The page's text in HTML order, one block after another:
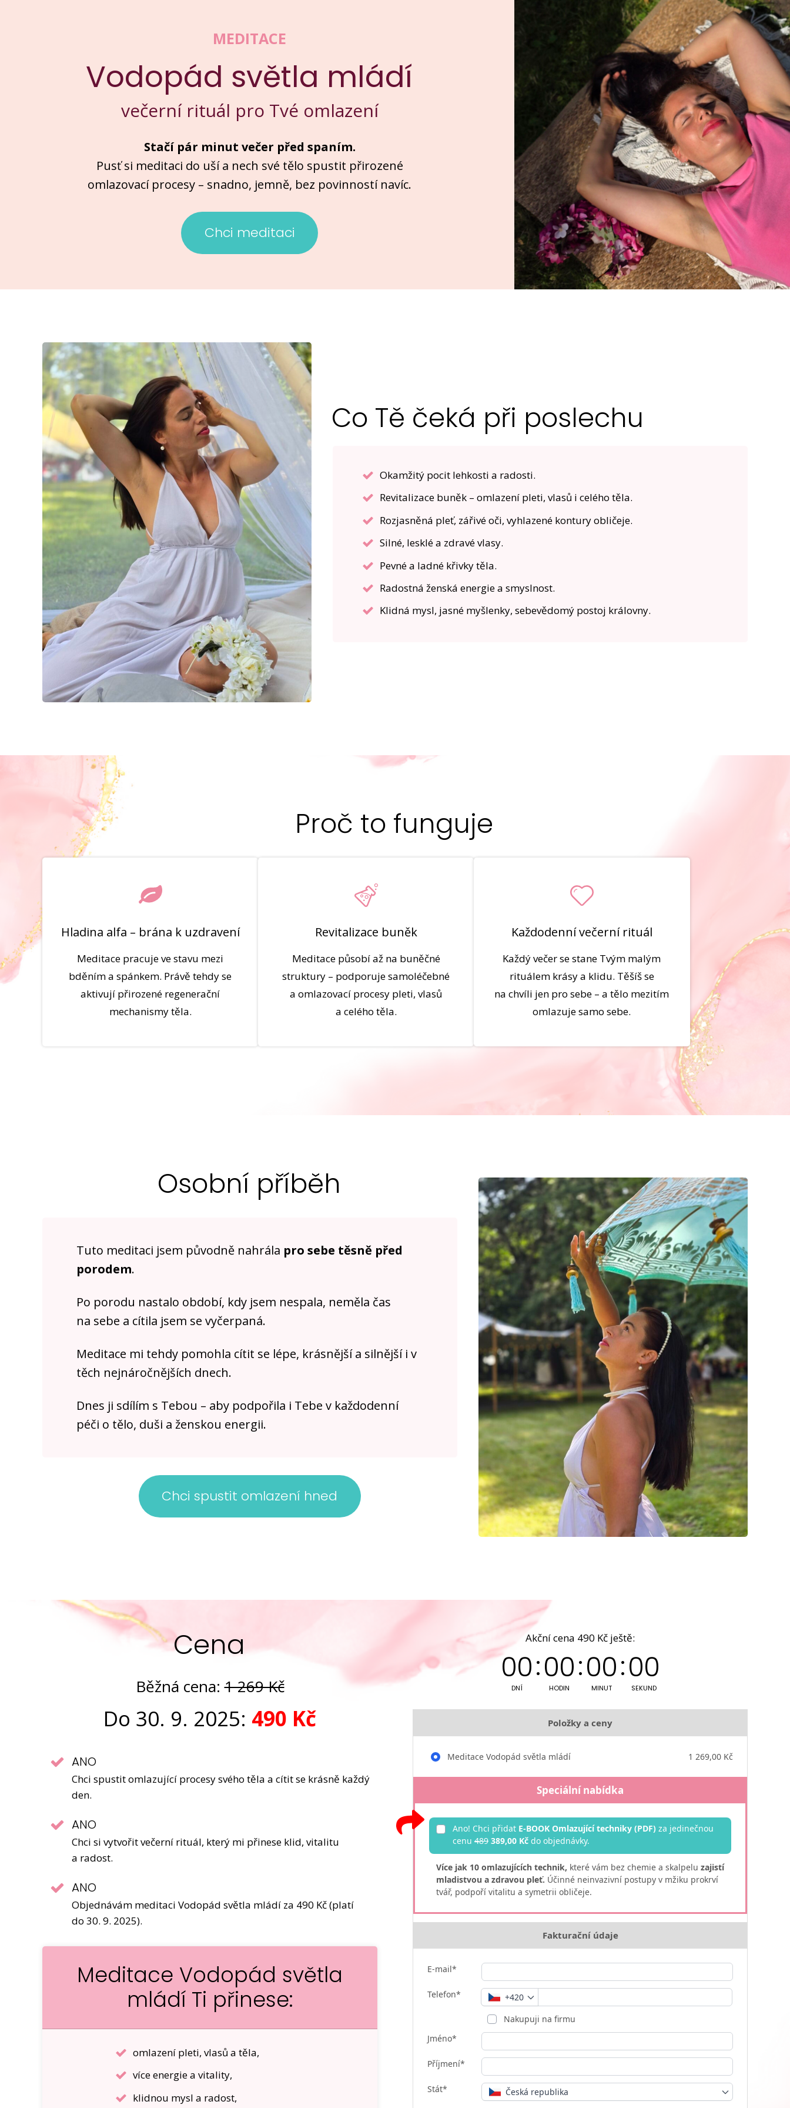
MEDITACE
Vodopád světla mládí
večerní rituál pro Tvé omlazení
Stačí pár minut večer před spaním.
Pusť si meditaci do uší a nech své tělo spustit přirozené
omlazovací procesy – snadno, jemně, bez povinností navíc.
Chci meditaci
Co Tě čeká při poslechu
Okamžitý pocit lehkosti a radosti.
Revitalizace buněk – omlazení pleti, vlasů i celého těla.
Rozjasněná pleť, zářivé oči, vyhlazené kontury obličeje.
Silné, lesklé a zdravé vlasy.
Pevné a ladné křivky těla.
Radostná ženská energie a smyslnost.
Klidná mysl, jasné myšlenky, sebevědomý postoj královny.
Proč to funguje
Hladina alfa – brána k uzdravení
Meditace pracuje ve stavu mezi
bděním a spánkem. Právě tehdy se
aktivují přirozené regenerační
mechanismy těla.
Revitalizace buněk
Meditace působí až na buněčné
struktury – podporuje samoléčebné
a omlazovací procesy pleti, vlasů
a celého těla.
Každodenní večerní rituál
Každý večer se stane Tvým malým
rituálem krásy a klidu. Těšíš se
na chvíli jen pro sebe – a tělo mezitím
omlazuje samo sebe.
Osobní příběh
Tuto meditaci jsem původně nahrála pro sebe těsně před
porodem.
Po porodu nastalo období, kdy jsem nespala, neměla čas
na sebe a cítila jsem se vyčerpaná.
Meditace mi tehdy pomohla cítit se lépe, krásnější a silnější i v
těch nejnáročnějších dnech.
Dnes ji sdílím s Tebou – aby podpořila i Tebe v každodenní
péči o tělo, duši a ženskou energii.
Chci spustit omlazení hned
Cena
Běžná cena:1 269 Kč
Do 30. 9. 2025: 490 Kč
ANO
Chci spustit omlazující procesy svého těla a cítit se krásně každý
den.
ANO
Chci si vytvořit večerní rituál, který mi přinese klid, vitalitu
a radost.
ANO
Objednávám meditaci Vodopád světla mládí za 490 Kč (platí
do 30. 9. 2025).
Meditace Vodopád světla
mládí Ti přinese:
omlazení pleti, vlasů a těla,
více energie a vitality,
klidnou mysl a radost,
Akční cena 490 Kč ještě:
00
DNÍ
00
HODIN
00
MINUT
00
SEKUND
Položky a ceny
Meditace Vodopád světla mládí 1 269,00 Kč
Speciální nabídka
Ano! Chci přidat E-BOOK Omlazující techniky (PDF) za jedinečnou
cenu 489 389,00 Kč do objednávky.
Více jak 10 omlazujících technik, které vám bez chemie a skalpelu zajistí
mladistvou a zdravou pleť. Účinné neinvazivní postupy v mžiku prokrví
tvář, podpoří vitalitu a symetrii obličeje.
Fakturační údaje
E-mail*
Telefon*
+420
Nakupuji na firmu
Jméno*
Příjmení*
Stát* Česká republika